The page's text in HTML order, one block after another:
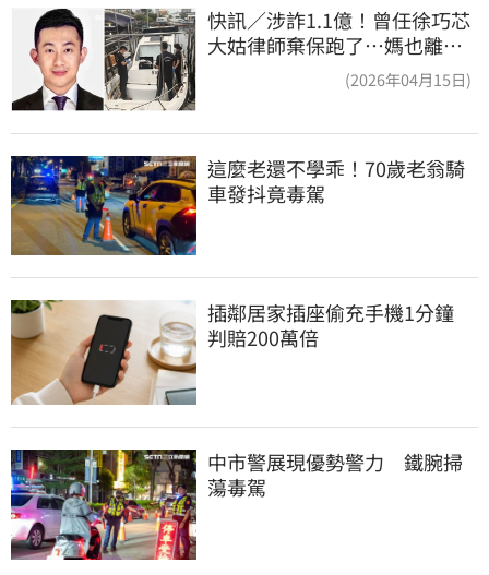
快訊／涉詐1.1億！曾任徐巧芯
大姑律師棄保跑了…媽也離
(2026年04月15日)
這麼老還不學乖！70歲老翁騎
車發抖竟毒駕
插鄰居家插座偷充手機1分鐘
判賠200萬倍
中市警展現優勢警力　鐵腕掃
蕩毒駕